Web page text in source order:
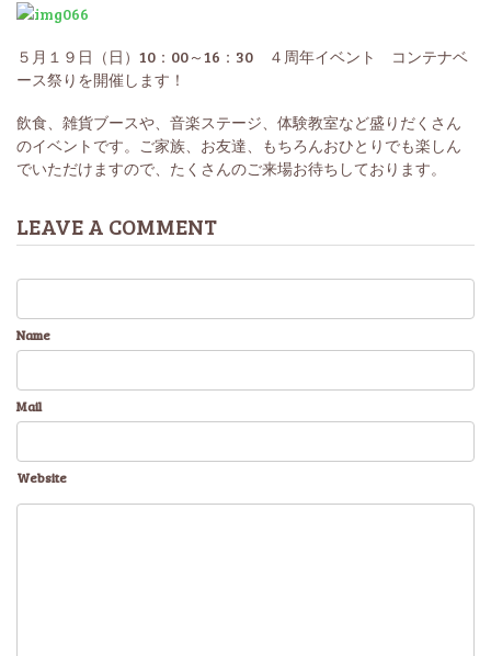
５月１９日（日）10：00～16：30 ４周年イベント コンテナベ
ース祭りを開催します！
飲食、雑貨ブースや、音楽ステージ、体験教室など盛りだくさん
のイベントです。ご家族、お友達、もちろんおひとりでも楽しん
でいただけますので、たくさんのご来場お待ちしております。
LEAVE A COMMENT
Name
Mail
Website